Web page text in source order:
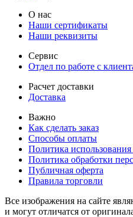
О нас
Наши сертификаты
Наши реквизиты
Сервис
Отдел по работе с
Расчет доставки
Доставка
Важно
Как сделать заказ
Способы оплаты
Политика
Политика обработки
Публичная оферта
Правила торговли
Все изображения на сайте
и могут отличатся от